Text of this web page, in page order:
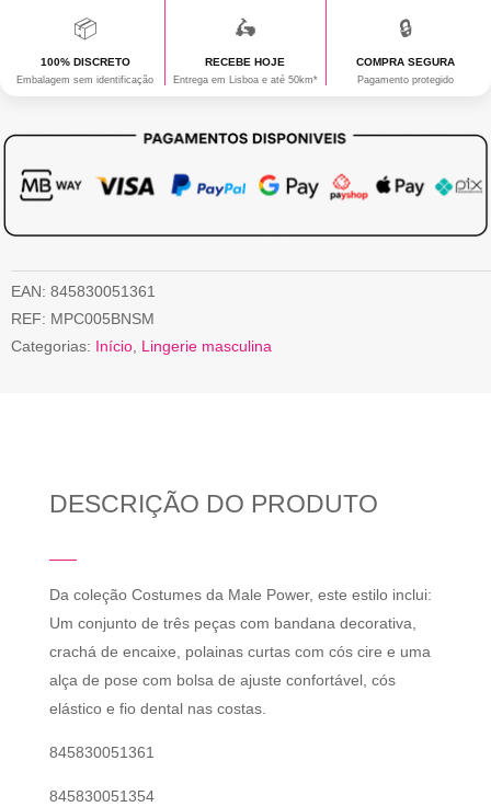
📦
100% DISCRETO
Embalagem sem identificação
🛵
RECEBE HOJE
Entrega em Lisboa e até 50km*
🔒
COMPRA SEGURA
Pagamento protegido
EAN: 845830051361
REF: MPC005BNSM
Categorias: Início Lingerie masculina
DESCRIÇÃO DO PRODUTO
Da coleção Costumes da Male Power, este estilo inclui:
Um conjunto de três peças com bandana decorativa,
crachá de encaixe, polainas curtas com cós cire e uma
alça de pose com bolsa de ajuste confortável, cós
elástico e fio dental nas costas.
845830051361
845830051354